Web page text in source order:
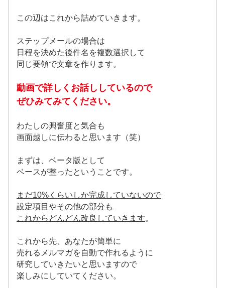
この辺はこれから詰めていきます。
ステップメールの場合は
日程を決めた後件名を複数選択して
同じ要領で文章を作ります。
動画で詳しくお話ししているので
ぜひみてみてください。
わたしの興奮度と気合も
画面越しに伝わると思います（笑）
まずは、ベータ版として
ベースが整ったということです。
まだ10%くらいしか完成していないので
設定項目やその他の部分も
これからどんどん改良していきます。
これから先、あなたが簡単に
売れるメルマガを自動で作れるように
研究していきたいと思いますので
楽しみにしていてください。